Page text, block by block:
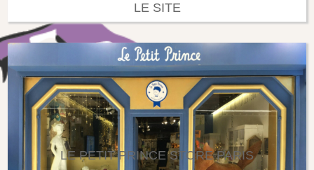
LE SITE
LE PETIT PRINCE STORE PARIS